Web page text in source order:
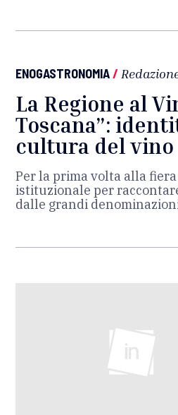
ENOGASTRONOMIA/
La Regione al
Toscana”:
cultura del vino
Per la prima volta alla
istituzionale per
dalle grandi